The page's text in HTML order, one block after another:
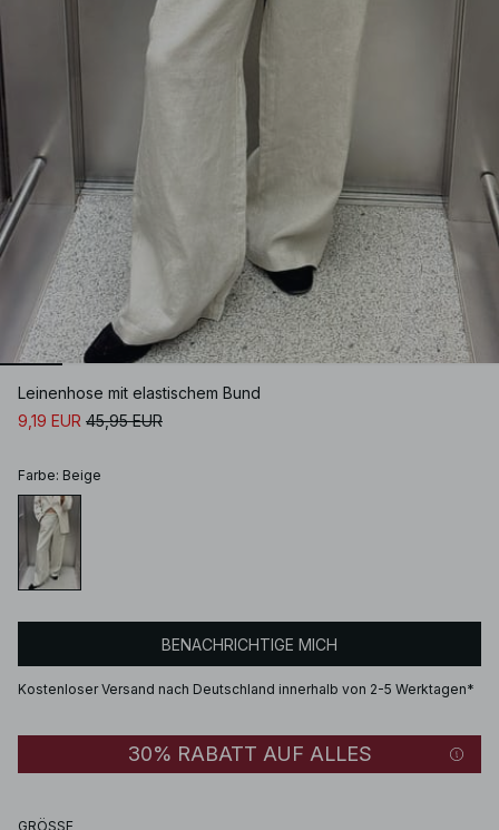
Leinenhose mit elastischem Bund
9,19 EUR 45,95 EUR
Farbe: Beige
BENACHRICHTIGE MICH
Kostenloser Versand nach Deutschland innerhalb von 2-5 Werktagen*
30% RABATT AUF ALLES
GRÖSSE